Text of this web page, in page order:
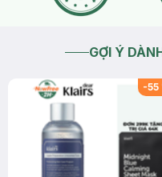
GỢI Ý
-55